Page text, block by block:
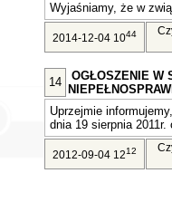
Wyjaśniamy, że w
2014-12-04 1044
14
OGŁOSZENIE W
Uprzejmie
dnia 19 sierpnia
2012-09-04 1212